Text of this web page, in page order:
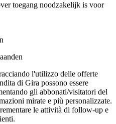
toegang noodzakelijk is voor
l'utilizzo delle offerte
di Gira possono essere
gli abbonati/visitatori del
mirate e più personalizzate.
le attività di follow-up e